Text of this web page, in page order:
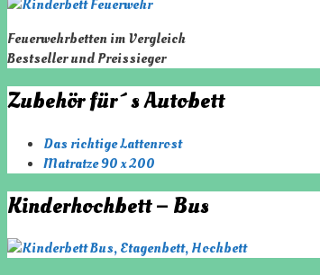
Feuerwehrbetten im Vergleich
Bestseller und Preissieger
Zubehör für´s Autobett
Das richtige Lattenrost
Matratze 90 x 200
Kinderhochbett – Bus